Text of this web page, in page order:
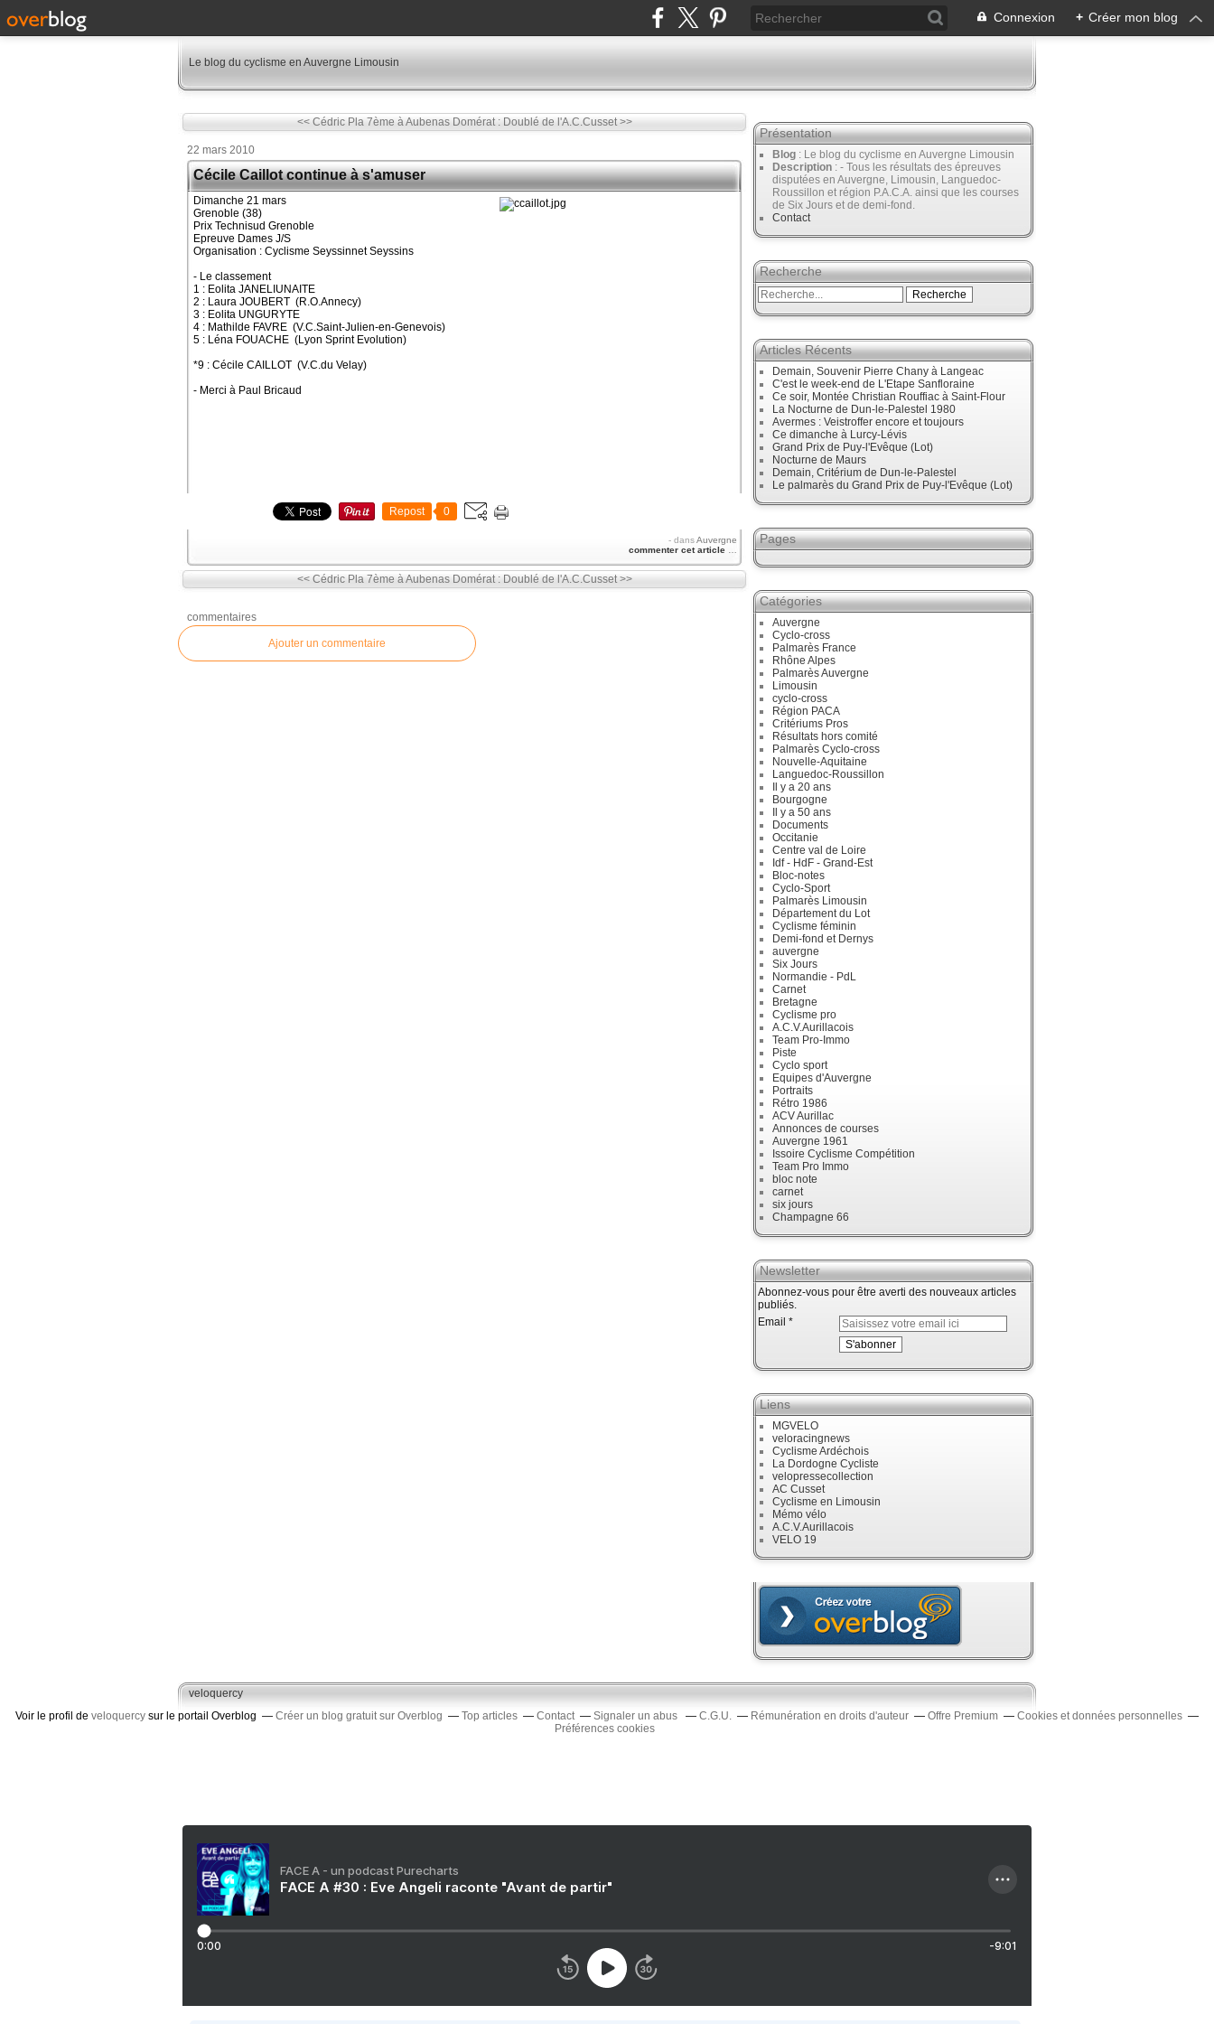
Connexion + Créer mon blog
Le blog du cyclisme en Auvergne Limousin
<< Cédric Pla 7ème à Aubenas Domérat : Doublé de l'A.C.Cusset >>
22 mars 2010
Cécile Caillot continue à s'amuser
Dimanche 21 mars
Grenoble (38)
Prix Technisud Grenoble
Epreuve Dames J/S
Organisation : Cyclisme Seyssinnet Seyssins
- Le classement
1 : Eolita JANELIUNAITE
2 : Laura JOUBERT (R.O.Annecy)
3 : Eolita UNGURYTE
4 : Mathilde FAVRE (V.C.Saint-Julien-en-Genevois)
5 : Léna FOUACHE (Lyon Sprint Evolution)
*9 : Cécile CAILLOT (V.C.du Velay)
- Merci à Paul Bricaud
Repost 0
- dansAuvergne
commenter cet article
<< Cédric Pla 7ème à Aubenas Domérat : Doublé de l'A.C.Cusset >>
commentaires
Ajouter un commentaire
Présentation
Blog : Le blog du cyclisme en Auvergne Limousin
Description : - Tous les résultats des épreuves
disputées en Auvergne, Limousin, Languedoc-
Roussillon et région P.A.C.A. ainsi que les courses
de Six Jours et de demi-fond.
Contact
Recherche
Articles Récents
Demain, Souvenir Pierre Chany à Langeac
C'est le week-end de L'Etape Sanfloraine
Ce soir, Montée Christian Rouffiac à Saint-Flour
La Nocturne de Dun-le-Palestel 1980
Avermes : Veistroffer encore et toujours
Ce dimanche à Lurcy-Lévis
Grand Prix de Puy-l'Evêque (Lot)
Nocturne de Maurs
Demain, Critérium de Dun-le-Palestel
Le palmarès du Grand Prix de Puy-l'Evêque (Lot)
Pages
Catégories
Auvergne
Cyclo-cross
Palmarès France
Rhône Alpes
Palmarès Auvergne
Limousin
cyclo-cross
Région PACA
Critériums Pros
Résultats hors comité
Palmarès Cyclo-cross
Nouvelle-Aquitaine
Languedoc-Roussillon
Il y a 20 ans
Bourgogne
Il y a 50 ans
Documents
Occitanie
Centre val de Loire
Idf - HdF - Grand-Est
Bloc-notes
Cyclo-Sport
Palmarès Limousin
Département du Lot
Cyclisme féminin
Demi-fond et Dernys
auvergne
Six Jours
Normandie - PdL
Carnet
Bretagne
Cyclisme pro
A.C.V.Aurillacois
Team Pro-Immo
Piste
Cyclo sport
Equipes d'Auvergne
Portraits
Rétro 1986
ACV Aurillac
Annonces de courses
Auvergne 1961
Issoire Cyclisme Compétition
Team Pro Immo
bloc note
carnet
six jours
Champagne 66
Newsletter
Abonnez-vous pour être averti des nouveaux articles
publiés.
Email
Liens
MGVELO
veloracingnews
Cyclisme Ardéchois
La Dordogne Cycliste
velopressecollection
AC Cusset
Cyclisme en Limousin
Mémo vélo
A.C.V.Aurillacois
VELO 19
veloquercy
Voir le profil de veloquercy sur le portail Overblog Créer un blog gratuit sur Overblog Top articles Contact Signaler un abus C.G.U. Rémunération en droits d'auteur Offre Premium
Cookies et données personnelles
Préférences cookies
FACE A - un podcast Purecharts
FACE A #30 : Eve Angeli raconte "Avant de partir"
0:00 -9:01